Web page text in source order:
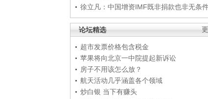
徐立凡：中国增资IMF既非捐款也非无条
论坛精选
超市发票价格包含税金
苹果将向北京一中院提起新诉讼
房子不用该怎么放？
航天活动几乎涵盖各个领域
炒白银 当下有赚头